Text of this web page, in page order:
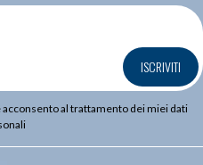
ISCRIVITI
al trattamento dei miei dati